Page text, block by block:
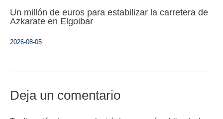
Un millón de euros para estabilizar la carretera de
Azkarate en Elgoibar
2026-08-05
Deja un comentario